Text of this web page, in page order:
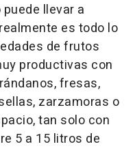
llevar a
es todo lo
de frutos
productivas con
fresas,
zarzamoras o
tan solo con
5 a 15 litros de